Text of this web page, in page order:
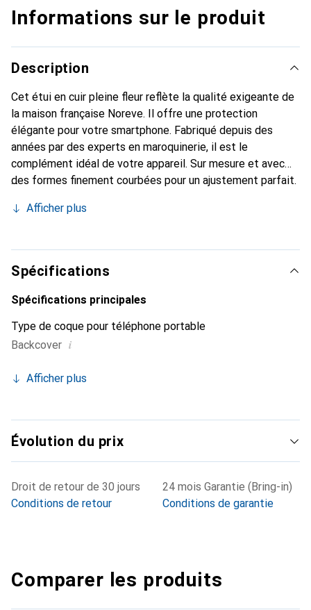
Informations sur le produit
Description
Cet étui en cuir pleine fleur reflète la qualité exigeante de
la maison française Noreve. Il offre une protection
élégante pour votre smartphone. Fabriqué depuis des
années par des experts en maroquinerie, il est le
complément idéal de votre appareil. Sur mesure et avec
des formes finement courbées pour un ajustement parfait.
smartphone. La marque Noreve est reconnue
est toujours un bon choix pour le client exigeant.
Afficher plus
Spécifications
Spécifications principales
Type de coque pour téléphone portable
Backcover i
Afficher plus
Évolution du prix
Droit de retour de 30 jours
Conditions de retour
24 mois Garantie (Bring-in)
Conditions de garantie
Comparer les produits